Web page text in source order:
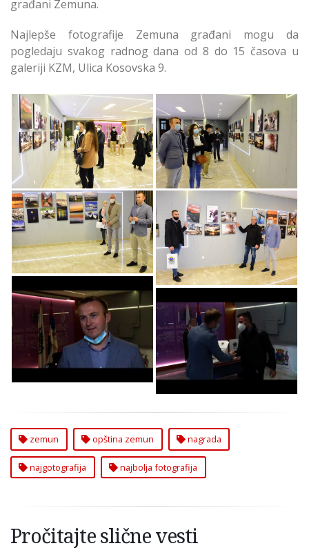
građani Zemuna.
Najlepše fotografije Zemuna građani mogu da
pogledaju svakog radnog dana od 8 do 15 časova u
galeriji KZM, Ulica Kosovska 9.
Nagrađeni Autori
Najfotografija
Zemuna
Nagrađeni Autori
Najfotografija
Zemuna
Nagrađeni Autori
Najfotografija
Zemuna
Nagrađeni Autori
Najfotografija
Zemuna
Nagrađeni Autori
Najfotografija
Zemuna
Nagrađeni Autori
Najfotografija
Zemuna
zemun opština zemun nagrada
najgotografija najbolja fotografija
Pročitajte slične vesti